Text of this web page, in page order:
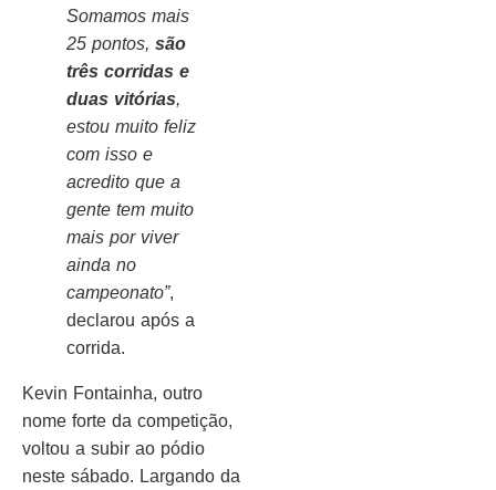
Somamos mais
25 pontos, são
três corridas e
duas vitórias,
estou muito feliz
com isso e
acredito que a
gente tem muito
mais por viver
ainda no
campeonato”,
declarou após a
corrida.
Kevin Fontainha, outro
nome forte da competição,
voltou a subir ao pódio
neste sábado. Largando da